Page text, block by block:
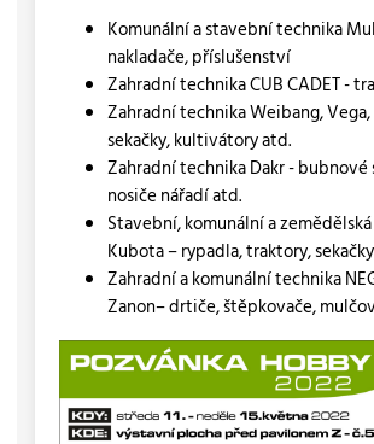
Komunální a stavební technika
nakladače, příslušenství
Zahradní technika CUB CADET -
Zahradní technika Weibang,
sekačky, kultivátory atd.
Zahradní technika Dakr - bubnové
nosiče nářadí atd.
Stavební, komunální a
Kubota – rypadla, traktory, sekačky
Zahradní a komunální technika
Zanon– drtiče, štěpkovače,